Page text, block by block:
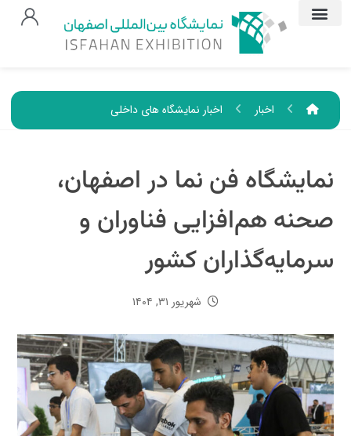
اخبار اخبار نمایشگاه های داخلی
نمایشگاه فن نما در اصفهان،
صحنه هم‌افزایی فناوران و
سرمایه‌گذاران کشور
شهریور ۳۱, ۱۴۰۴